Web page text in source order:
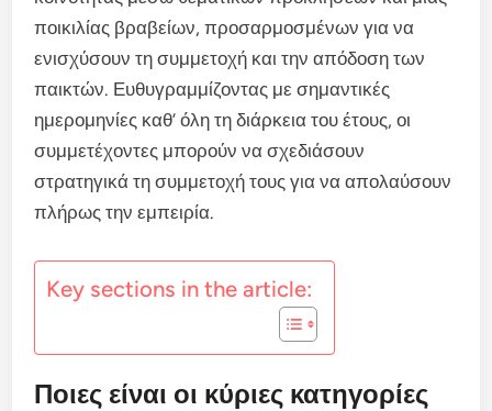
ποικιλίας βραβείων, προσαρμοσμένων για να
ενισχύσουν τη συμμετοχή και την απόδοση των
παικτών. Ευθυγραμμίζοντας με σημαντικές
ημερομηνίες καθ’ όλη τη διάρκεια του έτους, οι
συμμετέχοντες μπορούν να σχεδιάσουν
στρατηγικά τη συμμετοχή τους για να απολαύσουν
πλήρως την εμπειρία.
Key sections in the article:
Ποιες είναι οι κύριες κατηγορίες